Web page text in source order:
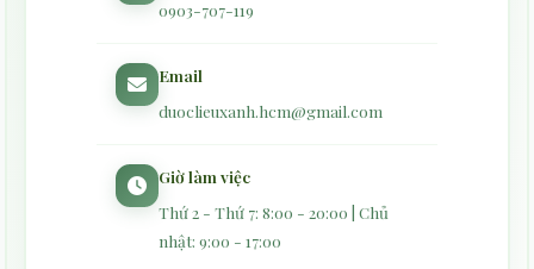
0903-707-119
Email
duoclieuxanh.hcm@gmail.com
Giờ làm việc
Thứ 2 - Thứ 7: 8:00 - 20:00 | Chủ
nhật: 9:00 - 17:00